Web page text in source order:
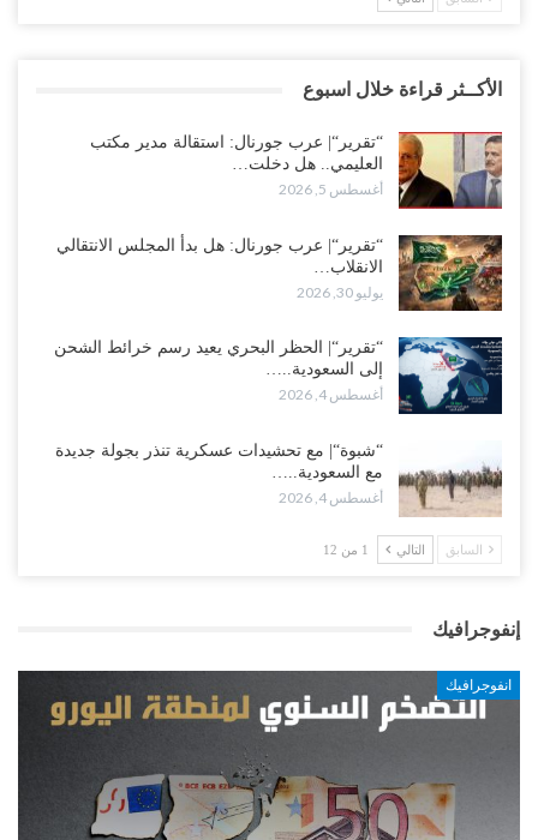
الأكــثر قراءة خلال اسبوع
“تقرير“| عرب جورنال: استقالة مدير مكتب
العليمي.. هل دخلت…
أغسطس 5, 2026
“تقرير“| عرب جورنال: هل بدأ المجلس الانتقالي
الانقلاب…
يوليو 30, 2026
“تقرير“| الحظر البحري يعيد رسم خرائط الشحن
إلى السعودية..…
أغسطس 4, 2026
“شبوة“| مع تحشيدات عسكرية تنذر بجولة جديدة
مع السعودية..…
أغسطس 4, 2026
السابق التالي 1 من 12
إنفوجرافيك
انفوجرافيك